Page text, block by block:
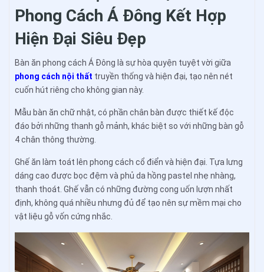
Phong Cách Á Đông Kết Hợp
Hiện Đại Siêu Đẹp
Bàn ăn phong cách Á Đông là sự hòa quyện tuyệt vời giữa
phong cách nội thất truyền thống và hiện đại, tạo nên nét
cuốn hút riêng cho không gian này.
Mẫu bàn ăn chữ nhật, có phần chân bàn được thiết kế độc
đáo bởi những thanh gỗ mảnh, khác biệt so với những bàn gỗ
4 chân thông thường.
Ghế ăn làm toát lên phong cách cổ điển và hiện đại. Tựa lưng
dáng cao được bọc đệm và phủ da hồng pastel nhẹ nhàng,
thanh thoát. Ghế vẫn có những đường cong uốn lượn nhất
định, không quá nhiều nhưng đủ để tạo nên sự mềm mại cho
vật liệu gỗ vốn cứng nhắc.